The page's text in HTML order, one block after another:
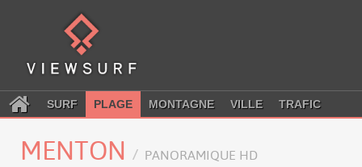
SURF PLAGE MONTAGNE VILLE TRAFIC
MENTON PANORAMIQUE HD